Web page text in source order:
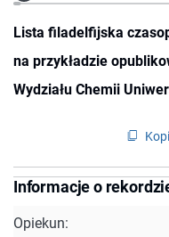
Lista filadelfijska
na przykładzie
Wydziału Chemii
Informacje o
Opiekun: